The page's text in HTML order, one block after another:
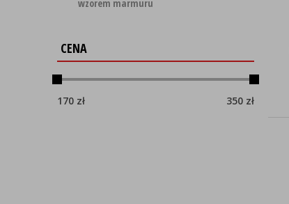
wzorem marmuru
CENA
170 zł 350 zł